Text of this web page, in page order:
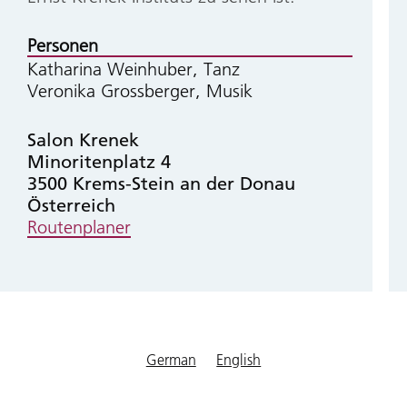
Personen
Katharina Weinhuber, Tanz
Veronika Grossberger, Musik
Salon Krenek
Minoritenplatz 4
3500 Krems-Stein an der Donau
Österreich
Routenplaner
German English